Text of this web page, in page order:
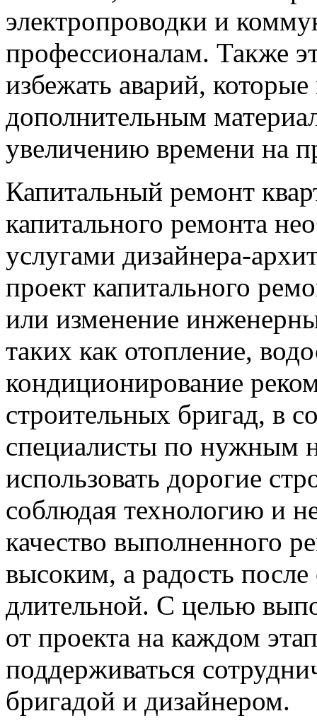
электропроводки и
профессионалам. Также
избежать аварий,
дополнительным
увеличению времени на
Капитальный ремонт
капитального ремонта
услугами дизайнера-
проект капитального
или изменение
таких как отопление,
кондиционирование
строительных бригад, в
специалисты по нужным
использовать дорогие
соблюдая технологию и
качество выполненного
высоким, а радость после
длительной. С целью
от проекта на каждом
поддерживаться
бригадой и дизайнером.